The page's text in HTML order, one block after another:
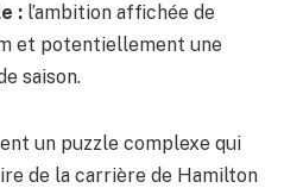
: l’ambition affichée de
et potentiellement une
saison.
un puzzle complexe qui
de la carrière de Hamilton